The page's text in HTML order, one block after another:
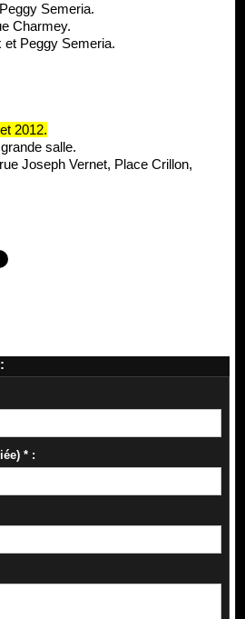
Semeria.
Charmey.
Peggy Semeria.
2012.
salle.
Joseph Vernet, Place Crillon,
* :